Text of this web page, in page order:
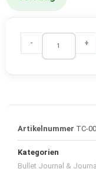
- +
Artikelnummer TC-
Kategorien
Bullet Journal &